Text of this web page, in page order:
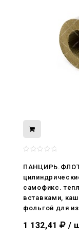
самофикс.
вставками,
фольгой для
1 132,41 /
С